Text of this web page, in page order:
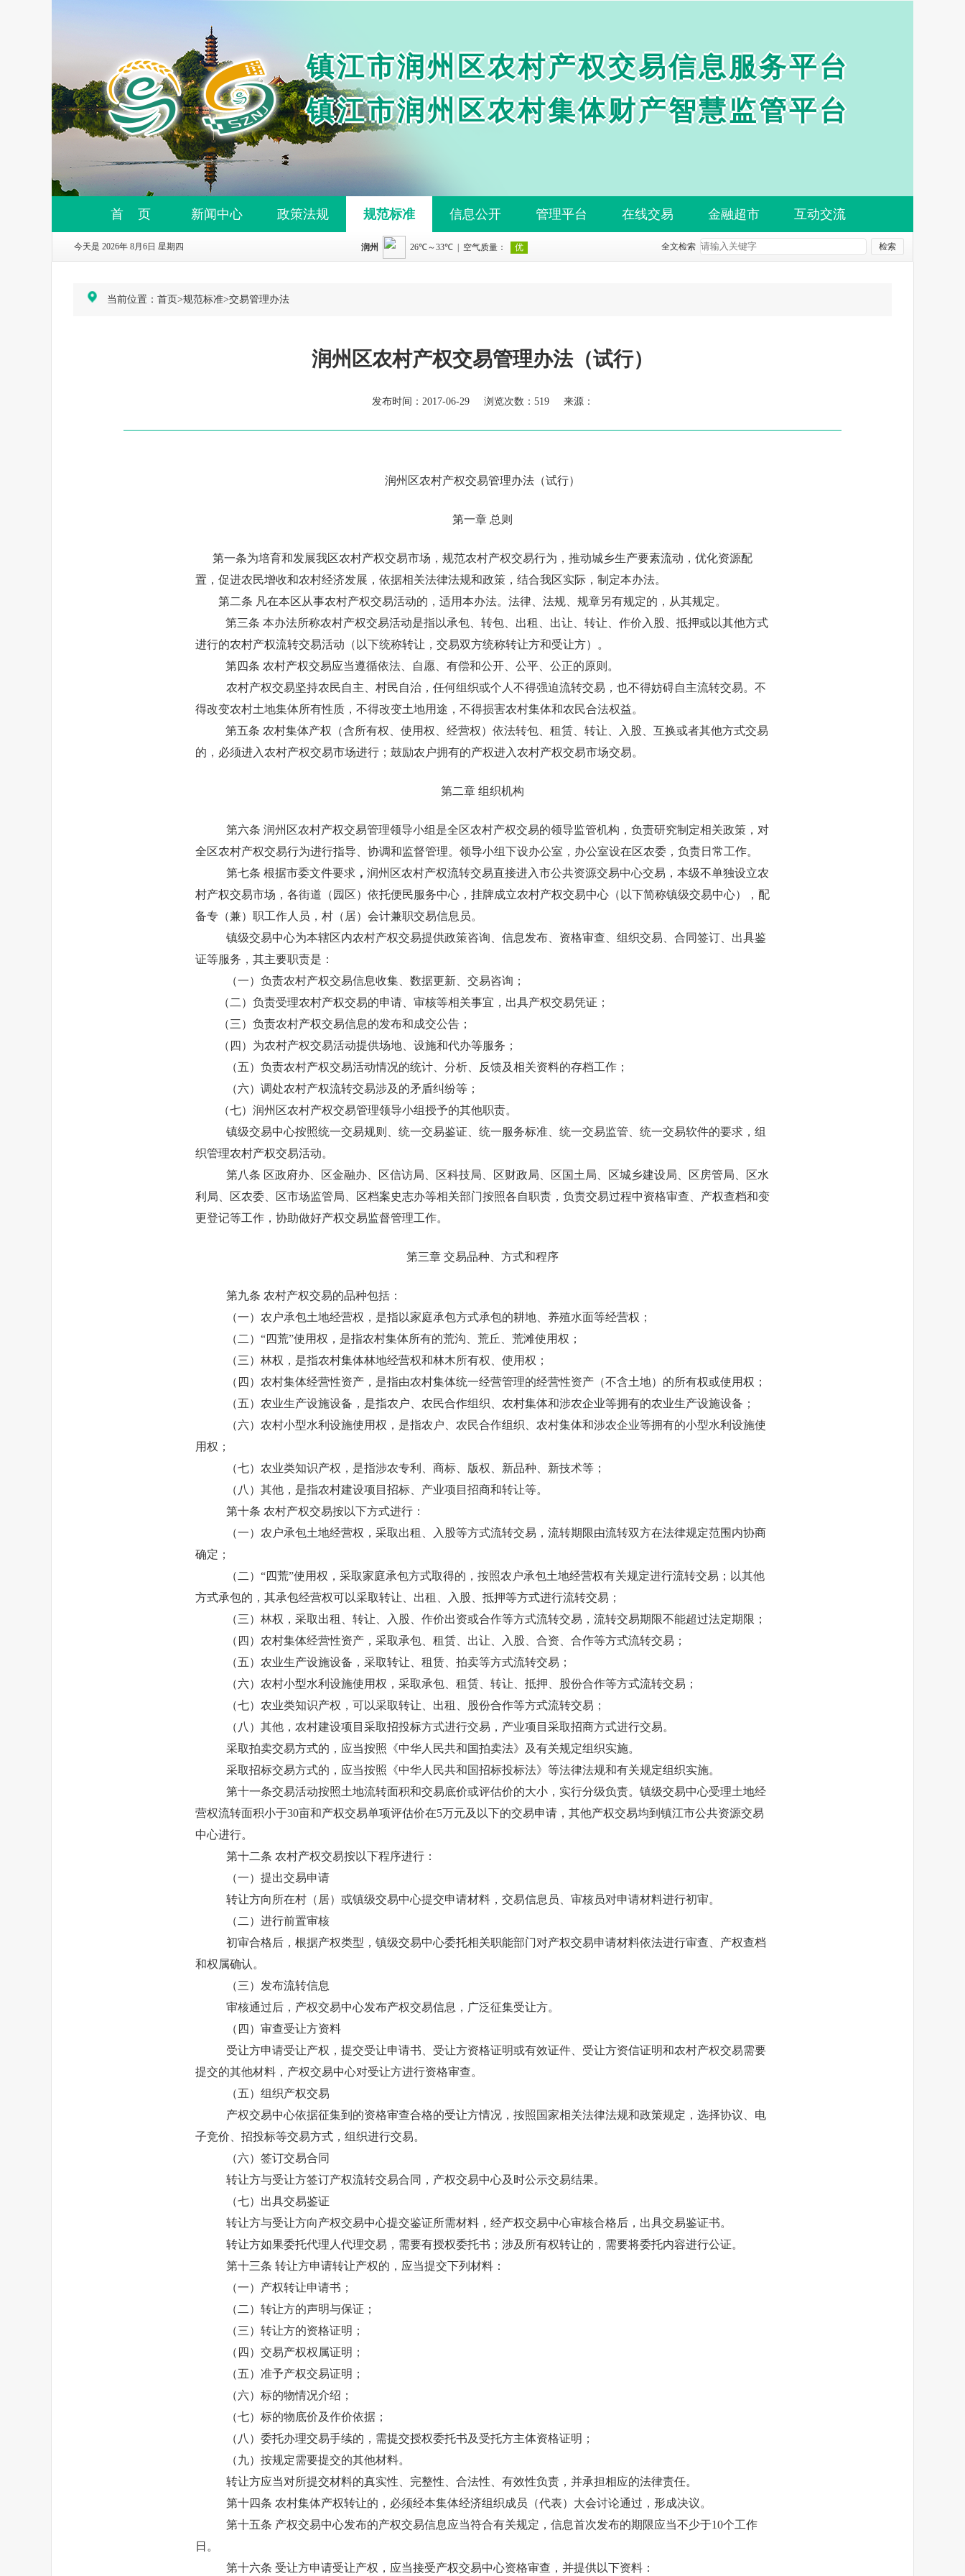
镇江市润州区农村产权交易信息服务平台
镇江市润州区农村集体财产智慧监管平台
首 页 新闻中心 政策法规 规范标准 信息公开 管理平台 在线交易 金融超市 互动交流
今天是 2026年 8月6日 星期四 全文检索
当前位置： 首页>规范标准>交易管理办法
润州区农村产权交易管理办法（试行）
发布时间：2017-06-29 浏览次数： 519 来源：
润州区农村产权交易管理办法（试行）
第一章 总则
第一条为培育和发展我区农村产权交易市场，规范农村产权交易行为，推动城乡生产要素流动，优化资源配
置，促进农民增收和农村经济发展，依据相关法律法规和政策，结合我区实际，制定本办法。
第二条 凡在本区从事农村产权交易活动的，适用本办法。法律、法规、规章另有规定的，从其规定。
第三条 本办法所称农村产权交易活动是指以承包、转包、出租、出让、转让、作价入股、抵押或以其他方式
进行的农村产权流转交易活动（以下统称转让，交易双方统称转让方和受让方）。
第四条 农村产权交易应当遵循依法、自愿、有偿和公开、公平、公正的原则。
农村产权交易坚持农民自主、村民自治，任何组织或个人不得强迫流转交易，也不得妨碍自主流转交易。不
得改变农村土地集体所有性质，不得改变土地用途，不得损害农村集体和农民合法权益。
第五条 农村集体产权（含所有权、使用权、经营权）依法转包、租赁、转让、入股、互换或者其他方式交易
的，必须进入农村产权交易市场进行；鼓励农户拥有的产权进入农村产权交易市场交易。
第二章 组织机构
第六条 润州区农村产权交易管理领导小组是全区农村产权交易的领导监管机构，负责研究制定相关政策，对
全区农村产权交易行为进行指导、协调和监督管理。领导小组下设办公室，办公室设在区农委，负责日常工作。
第七条 根据市委文件要求 ， 润州区农村产权流转交易直接进入市公共资源交易中心交易，本级不单独设立农
村产权交易市场，各街道（园区）依托便民服务中心，挂牌成立农村产权交易中心（以下简称镇级交易中心），配
备专（兼）职工作人员，村（居）会计兼职交易信息员。
镇级交易中心为本辖区内农村产权交易提供政策咨询、信息发布、资格审查、组织交易、合同签订、出具鉴
证等服务，其主要职责是：
（一）负责农村产权交易信息收集、数据更新、交易咨询；
（二）负责受理农村产权交易的申请、审核等相关事宜，出具产权交易凭证；
（三）负责农村产权交易信息的发布和成交公告；
（四）为农村产权交易活动提供场地、设施和代办等服务；
（五）负责农村产权交易活动情况的统计、分析、反馈及相关资料的存档工作；
（六）调处农村产权流转交易涉及的矛盾纠纷等；
（七）润州区农村产权交易管理领导小组授予的其他职责。
镇级交易中心按照统一交易规则、统一交易鉴证、统一服务标准、统一交易监管、统一交易软件的要求，组
织管理农村产权交易活动。
第八条 区政府办、区金融办、区信访局、区科技局、区财政局、区国土局、区城乡建设局、区房管局、区水
利局、区农委、区市场监管局、区档案史志办等相关部门按照各自职责，负责交易过程中资格审查、产权查档和变
更登记等工作，协助做好产权交易监督管理工作。
第三章 交易品种、方式和程序
第九条 农村产权交易的品种包括：
（一）农户承包土地经营权，是指以家庭承包方式承包的耕地、养殖水面等经营权；
（二）“四荒”使用权，是指农村集体所有的荒沟、荒丘、荒滩使用权；
（三）林权，是指农村集体林地经营权和林木所有权、使用权；
（四）农村集体经营性资产，是指由农村集体统一经营管理的经营性资产（不含土地）的所有权或使用权；
（五）农业生产设施设备，是指农户、农民合作组织、农村集体和涉农企业等拥有的农业生产设施设备；
（六）农村小型水利设施使用权，是指农户、农民合作组织、农村集体和涉农企业等拥有的小型水利设施使
用权；
（七）农业类知识产权，是指涉农专利、商标、版权、新品种、新技术等；
（八）其他，是指农村建设项目招标、产业项目招商和转让等。
第十条 农村产权交易按以下方式进行：
（一）农户承包土地经营权，采取出租、入股等方式流转交易，流转期限由流转双方在法律规定范围内协商
确定；
（二）“四荒”使用权，采取家庭承包方式取得的，按照农户承包土地经营权有关规定进行流转交易；以其他
方式承包的，其承包经营权可以采取转让、出租、入股、抵押等方式进行流转交易；
（三）林权，采取出租、转让、入股、作价出资或合作等方式流转交易，流转交易期限不能超过法定期限；
（四）农村集体经营性资产，采取承包、租赁、出让、入股、合资、合作等方式流转交易；
（五）农业生产设施设备，采取转让、租赁、拍卖等方式流转交易；
（六）农村小型水利设施使用权，采取承包、租赁、转让、抵押、股份合作等方式流转交易；
（七）农业类知识产权，可以采取转让、出租、股份合作等方式流转交易；
（八）其他，农村建设项目采取招投标方式进行交易，产业项目采取招商方式进行交易。
采取拍卖交易方式的，应当按照《中华人民共和国拍卖法》及有关规定组织实施。
采取招标交易方式的，应当按照《中华人民共和国招标投标法》等法律法规和有关规定组织实施。
第十一条交易活动按照土地流转面积和交易底价或评估价的大小，实行分级负责。镇级交易中心受理土地经
营权流转面积小于30亩和产权交易单项评估价在5万元及以下的交易申请，其他产权交易均到镇江市公共资源交易
中心进行。
第十二条 农村产权交易按以下程序进行：
（一）提出交易申请
转让方向所在村（居）或镇级交易中心提交申请材料，交易信息员、审核员对申请材料进行初审。
（二）进行前置审核
初审合格后，根据产权类型，镇级交易中心委托相关职能部门对产权交易申请材料依法进行审查、产权查档
和权属确认。
（三）发布流转信息
审核通过后，产权交易中心发布产权交易信息，广泛征集受让方。
（四）审查受让方资料
受让方申请受让产权，提交受让申请书、受让方资格证明或有效证件、受让方资信证明和农村产权交易需要
提交的其他材料，产权交易中心对受让方进行资格审查。
（五）组织产权交易
产权交易中心依据征集到的资格审查合格的受让方情况，按照国家相关法律法规和政策规定，选择协议、电
子竞价、招投标等交易方式，组织进行交易。
（六）签订交易合同
转让方与受让方签订产权流转交易合同，产权交易中心及时公示交易结果。
（七）出具交易鉴证
转让方与受让方向产权交易中心提交鉴证所需材料，经产权交易中心审核合格后，出具交易鉴证书。
转让方如果委托代理人代理交易，需要有授权委托书；涉及所有权转让的，需要将委托内容进行公证。
第十三条 转让方申请转让产权的，应当提交下列材料：
（一）产权转让申请书；
（二）转让方的声明与保证；
（三）转让方的资格证明；
（四）交易产权权属证明；
（五）准予产权交易证明；
（六）标的物情况介绍；
（七）标的物底价及作价依据；
（八）委托办理交易手续的，需提交授权委托书及受托方主体资格证明；
（九）按规定需要提交的其他材料。
转让方应当对所提交材料的真实性、完整性、合法性、有效性负责，并承担相应的法律责任。
第十四条 农村集体产权转让的，必须经本集体经济组织成员（代表）大会讨论通过，形成决议。
第十五条 产权交易中心发布的产权交易信息应当符合有关规定，信息首次发布的期限应当不少于10个工作
日。
第十六条 受让方申请受让产权，应当接受产权交易中心资格审查，并提供以下资料：